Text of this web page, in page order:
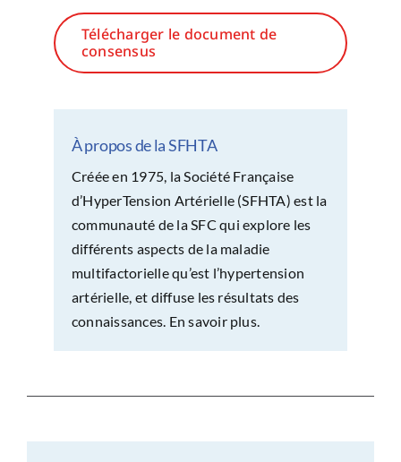
Télécharger le document de
consensus
À propos de la SFHTA
Créée en 1975, la Société Française
d’HyperTension Artérielle (SFHTA) est la
communauté de la SFC qui explore les
différents aspects de la maladie
multifactorielle qu’est l’hypertension
artérielle, et diffuse les résultats des
connaissances. En savoir plus.